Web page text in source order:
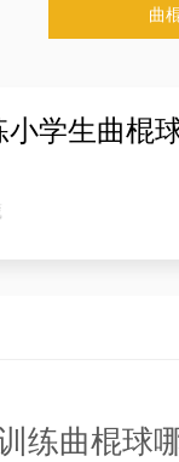
曲
学生曲棍
练曲棍球